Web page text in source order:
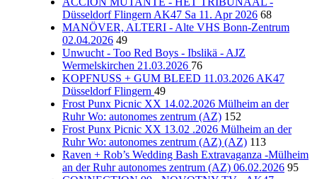
Düsseldorf Flingern AK47 Sa 11. Apr 2026 68
MANÖVER, ALTERI - Alte VHS Bonn-Zentrum
02.04.2026 49
Unwucht - Too Red Boys - Ibslikä - AJZ
Wermelskirchen 21.03.2026 76
KOPFNUSS + GUM BLEED 11.03.2026 AK47
Düsseldorf Flingern 49
Frost Punx Picnic XX 14.02.2026 Mülheim an der
Ruhr Wo: autonomes zentrum (AZ) 152
Frost Punx Picnic XX 13.02 .2026 Mülheim an der
Ruhr Wo: autonomes zentrum (AZ) (AZ) 113
Raven + Rob’s Wedding Bash Extravaganza -Mülheim
an der Ruhr autonomes zentrum (AZ) 06.02.2026 95